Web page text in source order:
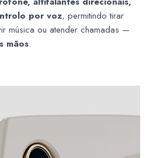
por voz, permitindo tirar
música ou atender chamadas —
mãos.